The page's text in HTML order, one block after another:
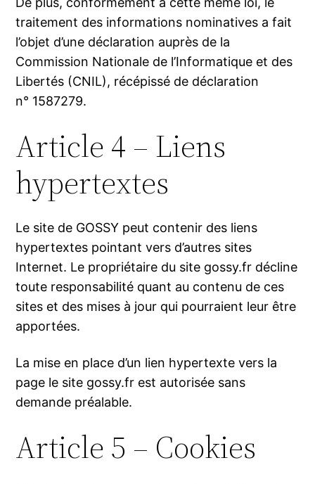
traitement des informations nominatives a fait
l’objet d’une déclaration auprès de la
Commission Nationale de l’Informatique et des
Libertés (CNIL), récépissé de déclaration
n° 1587279.
Article 4 – Liens
hypertextes
Le site de GOSSY peut contenir des liens
hypertextes pointant vers d’autres sites
Internet. Le propriétaire du site gossy.fr décline
toute responsabilité quant au contenu de ces
sites et des mises à jour qui pourraient leur être
apportées.
La mise en place d’un lien hypertexte vers la
page le site gossy.fr est autorisée sans
demande préalable.
Article 5 – Cookies